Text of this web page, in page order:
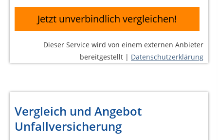
Jetzt unverbindlich vergleichen!
Dieser Service wird von einem externen Anbieter
bereitgestellt | Datenschutzerklärung
Vergleich und Angebot
Unfallversicherung